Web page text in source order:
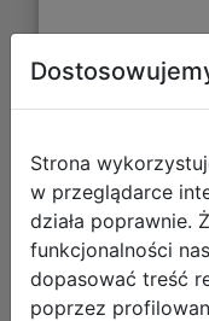
Mattel
Strona
w przeglądarce
działa poprawnie.
funkcjonalności
dopasować treść
poprzez